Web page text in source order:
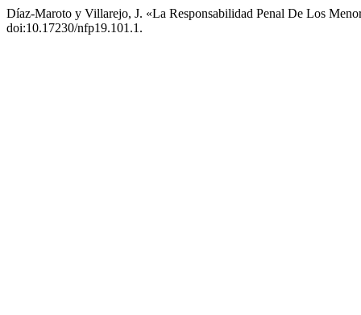
Díaz-Maroto y Villarejo, J. «La Responsabilidad Penal De Los
doi:10.17230/nfp19.101.1.